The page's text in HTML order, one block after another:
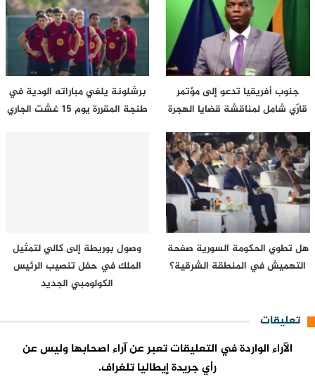
جنوب أفريقيا تدعو إلى مؤتمر
قارّي شامل لمناقشة قضايا الهجرة
برشلونة يلغي مباراته الودية في
طنجة المقررة يوم 15 غشت الجاري
هل تطوي الحكومة السورية صفحة
التهميش في المنطقة الشرقية؟
وصول بوريطة إلى كالي لتمثيل
الملك في حفل تنصيب الرئيس
الكولومبي الجديد
تعليقات
الآراء الواردة في التعليقات تعبر عن آراء اصحابها وليس عن
رأي جريدة إيطاليا تلغراف.